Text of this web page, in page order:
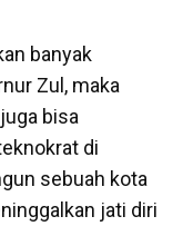
banyak
Zul, maka
bisa
di
sebuah kota
jati diri